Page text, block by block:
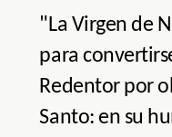
"La Virgen de
para
Redentor por
Santo: en su